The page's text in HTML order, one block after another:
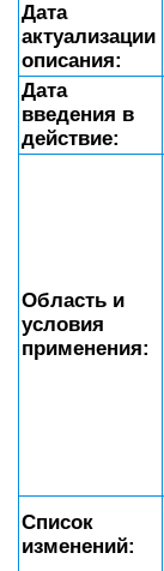
Дата
актуализации
описания:
Дата
введения в
действие:
Область и
условия
применения:
Список
изменений: